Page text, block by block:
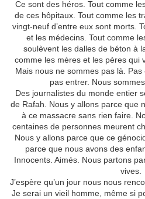
Ce sont des héros. Tout comme
de ces hôpitaux. Tout comme les
vingt-neuf d’entre eux sont morts.
et les médecins. Tout comme
soulèvent les dalles de béton à
comme les mères et les pères qui
Mais nous ne sommes pas là.
pas entrer. Nous
Des journalistes du monde entier
de Rafah. Nous y allons parce que
à ce massacre sans rien faire.
centaines de personnes meurent
Nous y allons parce que ce
parce que nous avons des
Innocents. Aimés. Nous partons
vives.
J’espère qu’un jour nous nous
Je serai un vieil homme, même si